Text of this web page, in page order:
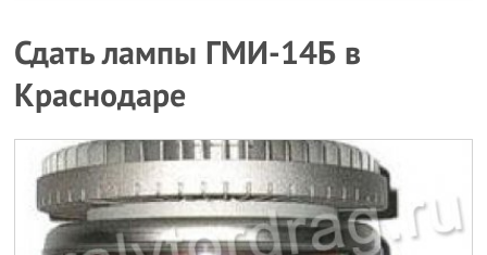
Сдать лампы ГМИ-14Б в
Краснодаре